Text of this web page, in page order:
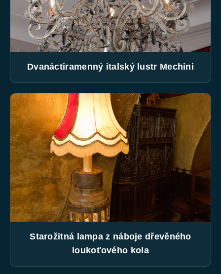
Dvanáctiramenný italský lustr Mechini
Starožitná lampa z náboje dřevěného
loukoťového kola